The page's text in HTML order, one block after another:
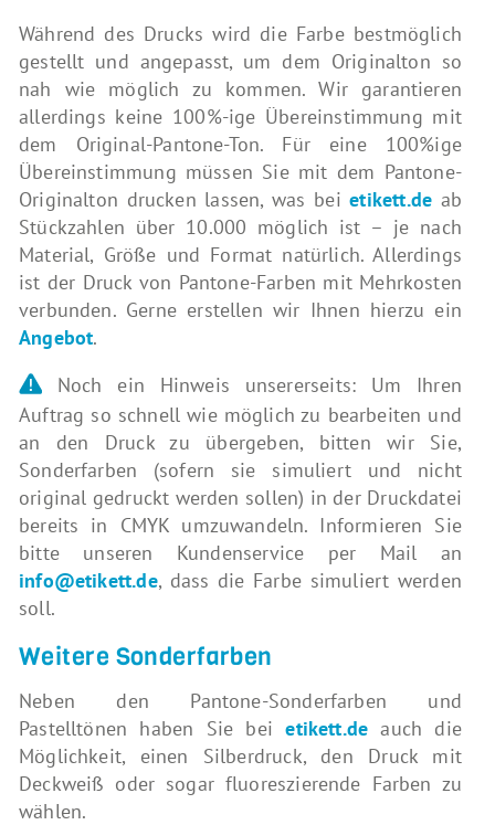
Während des Drucks wird die Farbe bestmöglich
gestellt und angepasst, um dem Originalton so
nah wie möglich zu kommen. Wir garantieren
allerdings keine 100%-ige Übereinstimmung mit
dem Original-Pantone-Ton. Für eine 100%ige
Übereinstimmung müssen Sie mit dem Pantone-
Originalton drucken lassen, was beietikett.de ab
Stückzahlen über 10.000 möglich ist – je nach
Material, Größe und Format natürlich. Allerdings
ist der Druck von Pantone-Farben mit Mehrkosten
verbunden. Gerne erstellen wir Ihnen hierzu ein
Angebot.
Noch ein Hinweis unsererseits: Um Ihren
Auftrag so schnell wie möglich zu bearbeiten und
an den Druck zu übergeben, bitten wir Sie,
Sonderfarben (sofern sie simuliert und nicht
original gedruckt werden sollen) in der Druckdatei
bereits in CMYK umzuwandeln. Informieren Sie
bitte unseren Kundenservice per Mail an
info@etikett.de, dass die Farbe simuliert werden
soll.
Weitere Sonderfarben
Neben den Pantone-Sonderfarben und
Pastelltönen haben Sie beietikett.de auch die
Möglichkeit, einen Silberdruck, den Druck mit
Deckweiß oder sogar fluoreszierende Farben zu
wählen.